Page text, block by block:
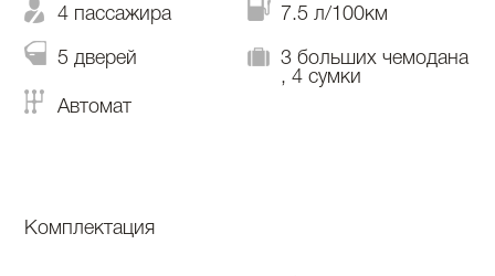
4 пассажира 7.5 л/100км
5 дверей
3 больших чемодана
, 4 сумки
Автомат
Комплектация